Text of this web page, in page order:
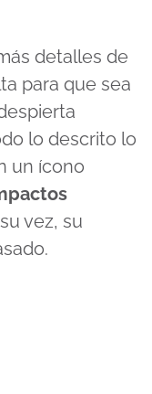
detalles de
para que sea
lo descrito lo
un ícono
vez, su